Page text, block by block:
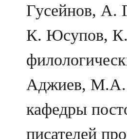
Гусейнов, А.
К. Юсупов,
Аджиев, М.А.
кафедры
писателей